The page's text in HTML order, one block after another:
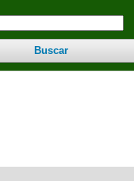
Buscar